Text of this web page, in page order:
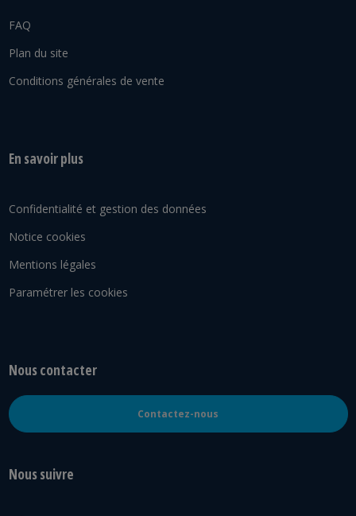
FAQ
Plan du site
Conditions générales de vente
En savoir plus
Confidentialité et gestion des données
Notice cookies
Mentions légales
Paramétrer les cookies
Nous contacter
Contactez-nous
Nous suivre